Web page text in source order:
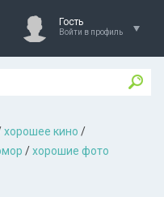
Гость
Войти в профиль
хорошее кино /
/хорошие фото